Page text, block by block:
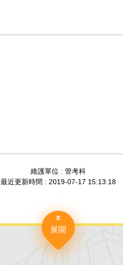
維護單位 : 管考科
最近更新時間 : 2019-07-17 15:13:18
展開